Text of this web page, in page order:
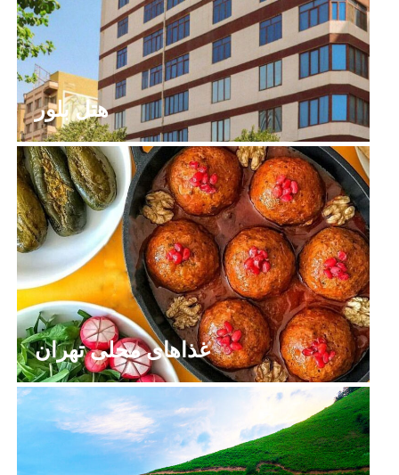
هتل بلور
غذاهای محلی تهران